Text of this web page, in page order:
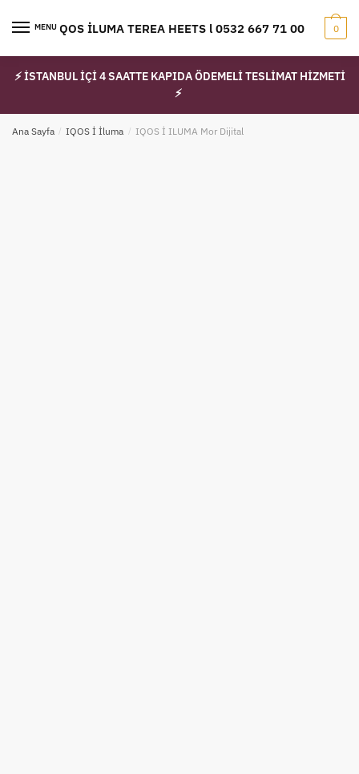
MENUIQOS İLUMA TEREA HEETS l 0532 667 71 00 0
⚡ İSTANBUL İÇİ 4 SAATTE KAPIDA ÖDEMELİ TESLİMAT HİZMETİ
⚡
Ana Sayfa / IQOS İ İluma / IQOS İ ILUMA Mor Dijital